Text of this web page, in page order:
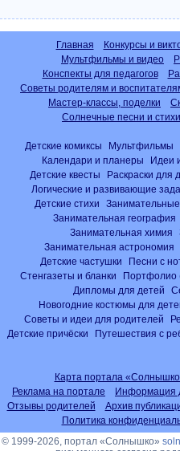
Главная Конкурсы и
Мультфильмы и видео
Конспекты для педагогов
Советы родителям и
Мастер-классы, поделки
Солнечные песни и стихи
Детские комиксы Мультфильмы
Календари и планеры
Идеи
Детские квесты
Раскраски для
Логические и развивающие
Детские стихи
Занимательные
Занимательная география
Занимательная химия
Занимательная астрономия
Детские частушки
Песни с
Стенгазеты и бланки
Портфолио
Дипломы для детей
Новогодние костюмы для
Советы и идеи для родителей
Детские причёски
Путешествия с
Карта портала
Реклама на портале
Информация
Отзывы родителей
Архив
Политика
© 1999-2026, портал «Солнышко»